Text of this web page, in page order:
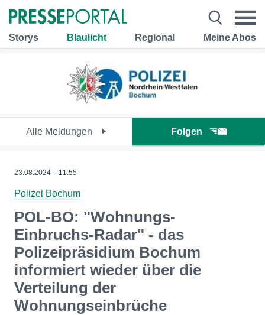
Storys Blaulicht Regional Meine Abos
Alle Meldungen Folgen
23.08.2024 – 11:55
Polizei Bochum
POL-BO: "Wohnungs-
Einbruchs-Radar" - das
Polizeipräsidium Bochum
informiert wieder über die
Verteilung der
Wohnungseinbrüche